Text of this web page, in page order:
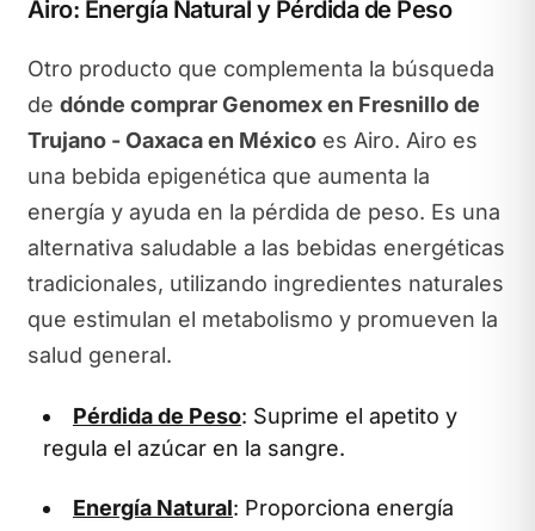
Airo: Energía Natural y Pérdida de Peso
Otro producto que complementa la búsqueda
de dónde comprar Genomex en Fresnillo de
Trujano - Oaxaca en Méxicoes Airo. Airo es
una bebida epigenética que aumenta la
energía y ayuda en la pérdida de peso. Es una
alternativa saludable a las bebidas energéticas
tradicionales, utilizando ingredientes naturales
que estimulan el metabolismo y promueven la
salud general.
Pérdida de Peso: Suprime el apetito y
regula el azúcar en la sangre.
Energía Natural: Proporciona energía